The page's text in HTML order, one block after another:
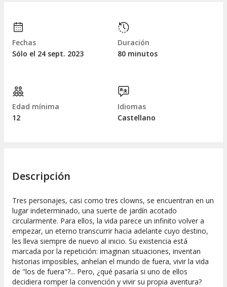
Fechas
Sólo el 24 sept. 2023
Duración
80 minutos
Edad mínima
12
Idiomas
Castellano
Descripción
Tres personajes, casi como tres clowns, se encuentran en un
lugar indeterminado, una suerte de jardín acotado
circularmente. Para ellos, la vida parece un infinito volver a
empezar, un eterno transcurrir hacia adelante cuyo destino,
les lleva siempre de nuevo al inicio. Su existencia está
marcada por la repetición: imaginan situaciones, inventan
historias imposibles, anhelan el mundo de fuera, vivir la vida
de "los de fuera"?... Pero, ¿qué pasaría si uno de ellos
decidiera romper la convención y vivir su propia aventura?